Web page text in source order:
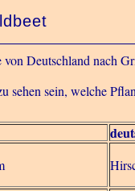
Deutschland nach
sehen sein, welche